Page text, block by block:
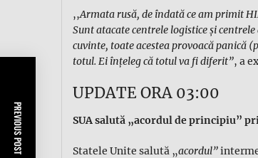
,,Armata rusă, de îndată ce am primit
Sunt atacate centrele logistice și
cuvinte, toate acestea provoacă panică
totul. Ei înțeleg că totul va fi diferit”, a
UPDATE ORA 03:00
SUA salută „acordul de principiu”
Statele Unite salută „acordul”
PREVIOUS POST